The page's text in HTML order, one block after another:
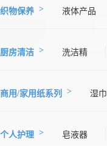
织物保养 液体产品
厨房清洁 洗洁精
商用/家用纸系列 湿巾
个人护理 皂液器